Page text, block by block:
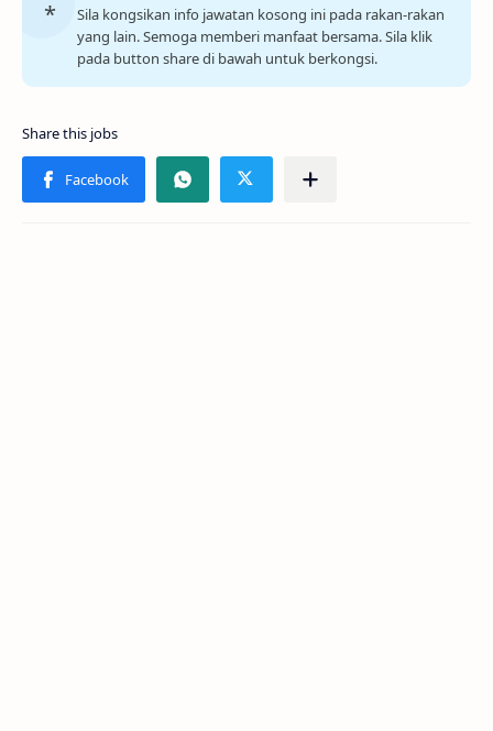
Sila kongsikan info jawatan kosong ini pada rakan-rakan
yang lain. Semoga memberi manfaat bersama. Sila klik
pada button share di bawah untuk berkongsi.